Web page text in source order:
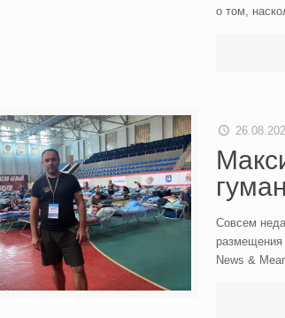
о том,
Совсем
размещения
News &